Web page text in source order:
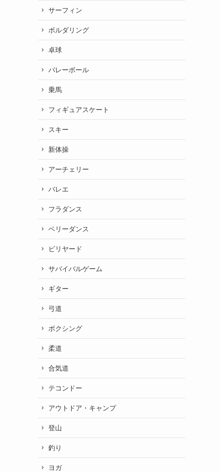
サーフィン
ボルダリング
卓球
バレーボール
乗馬
フィギュアスケート
スキー
新体操
アーチェリー
バレエ
フラダンス
ベリーダンス
ビリヤード
サバイバルゲーム
ギター
弓道
ボクシング
柔道
合気道
テコンドー
アウトドア・キャンプ
登山
釣り
ヨガ